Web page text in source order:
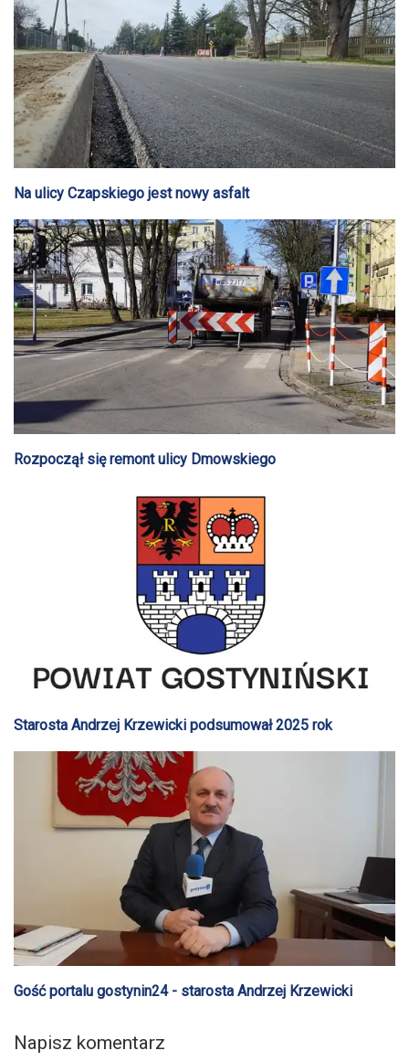
Na ulicy Czapskiego jest nowy asfalt
Rozpoczął się remont ulicy Dmowskiego
Starosta Andrzej Krzewicki podsumował 2025 rok
Gość portalu gostynin24 - starosta Andrzej Krzewicki
Napisz komentarz